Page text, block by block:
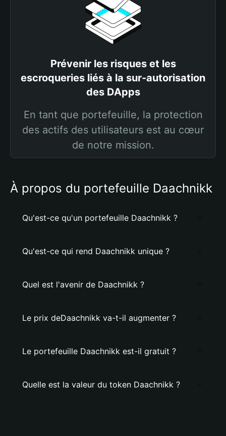
Prévenir les risques et les
escroqueries liés à la sur-autorisation
des DApps
En tant que portefeuille, la protection
des actifs des utilisateurs est au cœur
de notre mission.
À propos du portefeuille Daachnikk
Qu'est-ce qu'un portefeuille Daachnikk ?
Qu'est-ce qui rend Daachnikk unique ?
Quel est l'avenir de Daachnikk ?
Le prix deDaachnikk va-t-il augmenter ?
Le portefeuille Daachnikk est-il gratuit ?
Quelle est la valeur du token Daachnikk ?